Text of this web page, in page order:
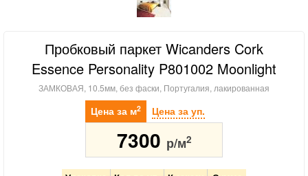
Пробковый паркет Wicanders Cork
Essence Personality P801002 Moonlight
ЗАМКОВАЯ, 10.5мм, без фаски, Португалия, лакированная
Цена за м2 Цена за уп.
7300 р/м2